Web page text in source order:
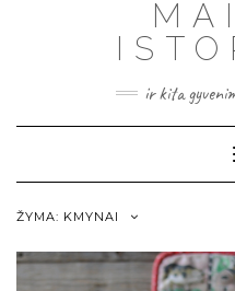
ir kita
ŽYMA: KMYNAI